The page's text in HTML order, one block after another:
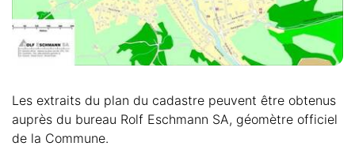
Les extraits du plan du cadastre peuvent être obtenus
auprès du bureau Rolf Eschmann SA, géomètre officiel
de la Commune.